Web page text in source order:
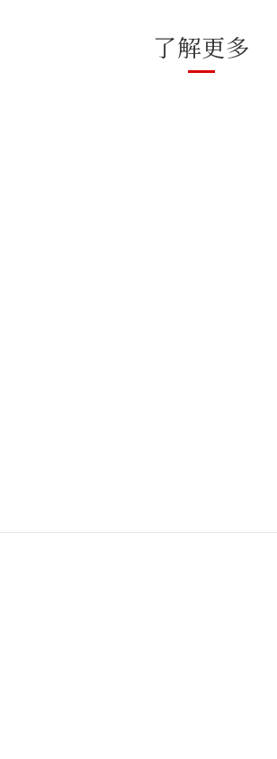
了解更多